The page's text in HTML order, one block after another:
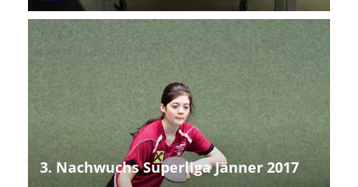
3. Nachwuchs Superliga Jänner 2017